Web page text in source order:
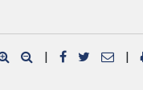
| |